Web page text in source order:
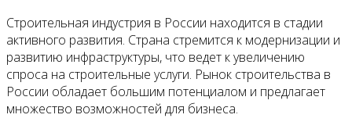
Строительная индустрия в России находится в стадии
активного развития. Страна стремится к модернизации и
развитию инфраструктуры, что ведет к увеличению
спроса на строительные услуги. Рынок строительства в
России обладает большим потенциалом и предлагает
множество возможностей для бизнеса.